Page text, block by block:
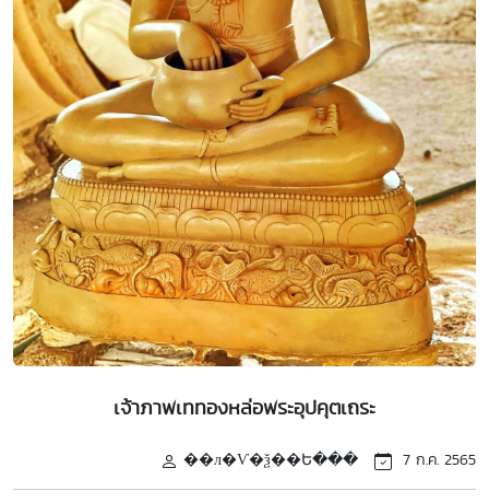
เจ้าภาพเททองหล่อพระอุปคุตเถระ
��л�Ѵ�ѯ��Ե��� 7 ก.ค. 2565